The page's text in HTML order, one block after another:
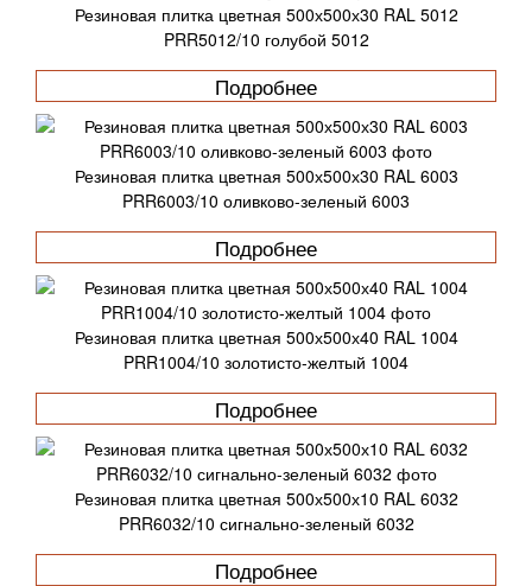
Резиновая плитка цветная 500х500х30 RAL 5012
PRR5012/10 голубой 5012
Подробнее
Резиновая плитка цветная 500х500х30 RAL 6003
PRR6003/10 оливково-зеленый 6003
Подробнее
Резиновая плитка цветная 500х500х40 RAL 1004
PRR1004/10 золотисто-желтый 1004
Подробнее
Резиновая плитка цветная 500х500х10 RAL 6032
PRR6032/10 сигнально-зеленый 6032
Подробнее